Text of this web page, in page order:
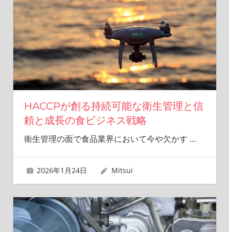
HACCPが創る持続可能な衛生管理と信
頼と成長の食ビジネス戦略
衛生管理の面で食品業界において今や欠かす …
2026年1月24日 Mitsui